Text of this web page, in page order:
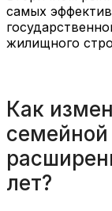
самых
жилищного
Как
семейной
лет?